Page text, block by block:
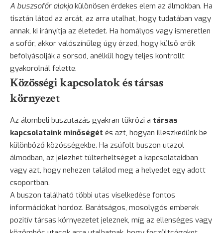
A buszsofőr alakjakülönösen érdekes elem az álmokban. Ha
tisztán látod az arcát, az arra utalhat, hogy tudatában vagy
annak, ki irányítja az életedet. Ha homályos vagy ismeretlen
a sofőr, akkor valószínűleg úgy érzed, hogy külső erők
befolyásolják a sorsod, anélkül hogy teljes kontrollt
gyakorolnál felette.
Közösségi kapcsolatok és társas
környezet
Az álombeli buszutazás gyakran tükrözi a társas
kapcsolataink minőségét és azt, hogyan illeszkedünk be
különböző közösségekbe. Ha zsúfolt buszon utazol
álmodban, az jelezhet túlterheltséget a kapcsolataidban
vagy azt, hogy nehezen találod meg a helyedet egy adott
csoportban.
A buszon található többi utas viselkedése fontos
információkat hordoz. Barátságos, mosolygós emberek
pozitív társas környezetet jeleznek, míg az ellenséges vagy